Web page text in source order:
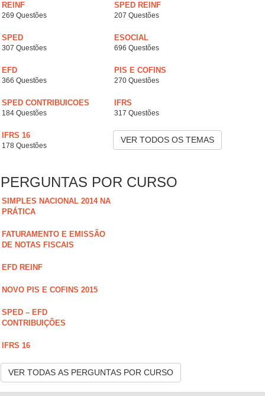
REINF
269 Questões
SPED REINF
207 Questões
SPED
307 Questões
ESOCIAL
696 Questões
EFD
366 Questões
PIS E COFINS
270 Questões
SPED CONTRIBUICOES
184 Questões
IFRS
317 Questões
IFRS 16
178 Questões
VER TODOS OS TEMAS
PERGUNTAS POR CURSO
SIMPLES NACIONAL 2014 NA
PRÁTICA
FATURAMENTO E EMISSÃO
DE NOTAS FISCAIS
EFD REINF
NOVO PIS E COFINS 2015
SPED – EFD
CONTRIBUIÇÕES
IFRS 16
VER TODAS AS PERGUNTAS POR CURSO